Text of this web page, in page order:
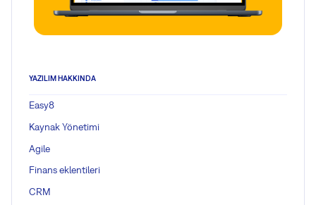
YAZILIM HAKKINDA
Easy8
Kaynak Yönetimi
Agile
Finans eklentileri
CRM